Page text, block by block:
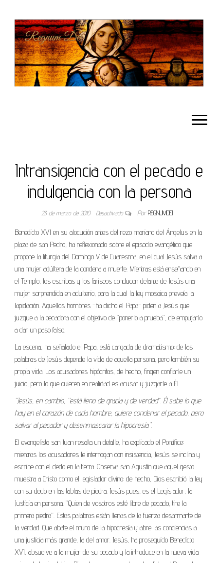
Intransigencia con el pecado e
indulgencia con la persona
23 de marzo de 2010 Desactivado Por REGNUMDEI
Benedicto XVI en su alocución antes del rezo mariano del Ángelus en la
plaza de san Pedro, ha reflexionado sobre el episodio evangélico que
propone la liturgia del Domingo V de Cuaresma, en el cual Jesús salva a
una mujer adúltera de la condena a muerte. Mientras está enseñando en
el Templo, los escribas y los fariseos conducen delante de Jesús una
mujer sorprendida en adulterio, para la cual la ley mosaica preveía la
lapidación. Aquellos hombres -ha dicho el Papa- piden a Jesús que
juzgue a la pecadora con el objetivo de “ponerlo a prueba”, de empujarlo
a dar un paso falso.
La escena, ha señalado el Papa, está cargada de dramatismo: de las
palabras de Jesús depende la vida de aquella persona, pero también su
propia vida. Los acusadores hipócritas, de hecho, fingen confiarle un
juicio, pero lo que quieren en realidad es acusar y juzgarle a Él.
“Jesús, en cambio, “está lleno de gracia y de verdad”. Él sabe lo que
hay en el corazón de cada hombre, quiere condenar el pecado, pero
salvar al pecador y desenmascarar la hipocresía”.
El evangelista san Juan resalta un detalle, ha explicado el Pontífice:
mientras los acusadores le interrogan con insistencia, Jesús se inclina y
escribe con el dedo en la tierra. Observa san Agustín que aquel gesto
muestra a Cristo como el legislador divino: de hecho, Dios escribió la ley
con su dedo en las tablas de piedra. Jesús pues, es el Legislador, la
Justicia en persona. “Quien de vosotros esté libre de pecado, tire la
primera piedra”. Estas palabras están llenas de la fuerza desarmante de
la verdad. Que abate el muro de la hipocresía y abre las conciencias a
una justicia más grande, la del amor. Jesús, ha proseguido Benedicto
XVI, absuelve a la mujer de su pecado y la introduce en la nueva vida